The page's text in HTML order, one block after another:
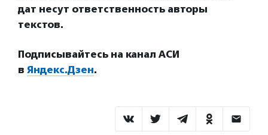
дат несут ответственность авторы
текстов.
Подписывайтесь на канал АСИ
в Яндекс.Дзен.